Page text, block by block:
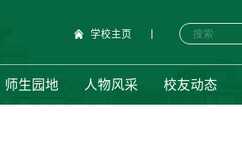
学校主页
师生园地 人物风采 校友动态